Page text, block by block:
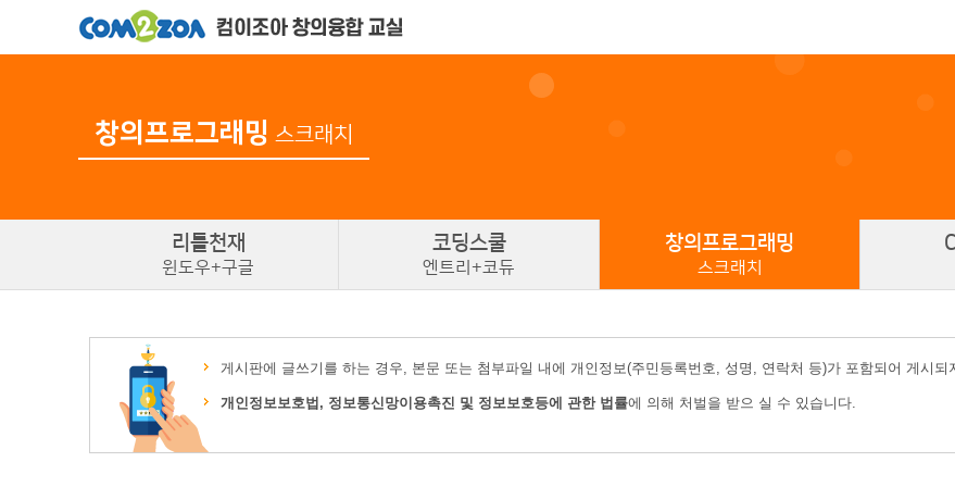
창의프로그래밍 스크래치
리틀천재
윈도우+구글
코딩스쿨
엔트리+코듀
창의프로그래밍
스크래치
게시판에 글쓰기를 하는 경우, 본문 또는 첨부파일 내에 개인정보(주민등록번호, 성명, 연락처 등)가 포함되어 게시되
개인정보보호법, 정보통신망이용촉진 및 정보보호등에 관한 법률에 의해 처벌을 받으 실 수 있습니다.